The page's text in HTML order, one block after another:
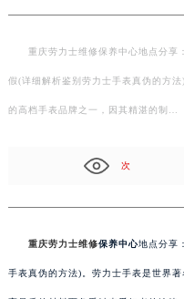
重庆劳力士维修保养中心地点分享
假(详细解析鉴别劳力士手表真伪的方
的高档手表品牌之一，因其精湛的制…
次
重庆劳力士维修保养中心地点分享
手表真伪的方法)。劳力士手表是世界